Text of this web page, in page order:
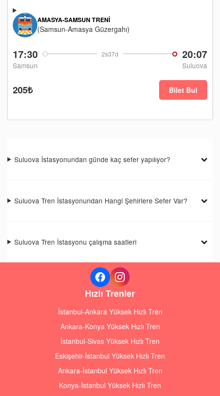
17:30 2s37d 20:07
Samsun Suluova
AMASYA-SAMSUN TRENI
(Samsun-Amasya Güzergahı)
205₺ Bilet Bul
Suluova İstasyonundan günde kaç sefer yapılıyor?
Suluova Tren İstasyonundan Hangi Şehirlere Sefer Var?
Suluova Tren İstasyonu çalışma saatleri
Hızlı Trenler
İstanbul-Ankara Yüksek Hızlı Tren
Ankara-Konya Yüksek Hızlı Tren
İstanbul-Sivas Yüksek Hızlı Tren
Eskişehir-İstanbul Yüksek Hızlı Tren
Ankara-İstanbul Yüksek Hızlı Tren
Konya-İstanbul Yüksek Hızlı Tren